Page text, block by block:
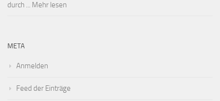
durch ... Mehr lesen
META
Anmelden
Feed der Einträge